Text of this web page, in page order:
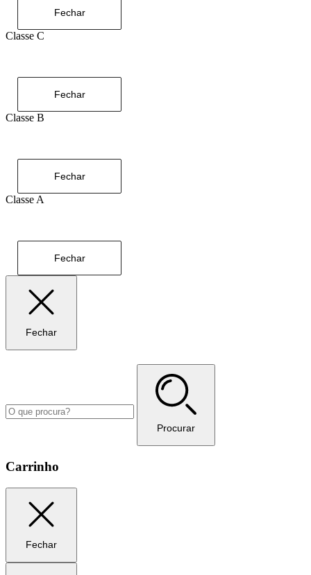
Fechar
Classe C
Fechar
Classe B
Fechar
Classe A
Fechar
Fechar
Procurar
Carrinho
Fechar